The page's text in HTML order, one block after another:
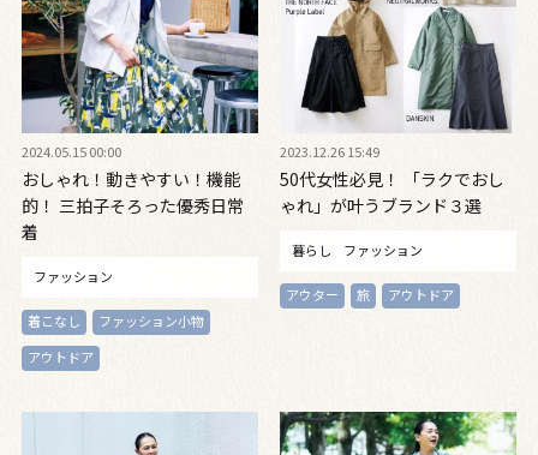
2024.05.15 00:00
おしゃれ！動きやすい！機能
的！ 三拍子そろった優秀日常
着
ファッション
着こなし
ファッション小物
アウトドア
2023.12.26 15:49
50代女性必見！ 「ラクでおし
ゃれ」が叶うブランド３選
暮らし ファッション
アウター 旅 アウトドア